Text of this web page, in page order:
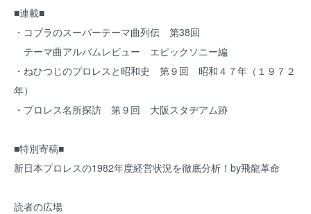
■連載■
・コブラのスーパーテーマ曲列伝 第38回
テーマ曲アルバムレビュー エピックソニー編
・ねひつじのプロレスと昭和史 第９回 昭和４７年（１９７２
年）
・プロレス名所探訪 第９回 大阪スタヂアム跡
■特別寄稿■
新日本プロレスの1982年度経営状況を徹底分析！by飛龍革命
読者の広場